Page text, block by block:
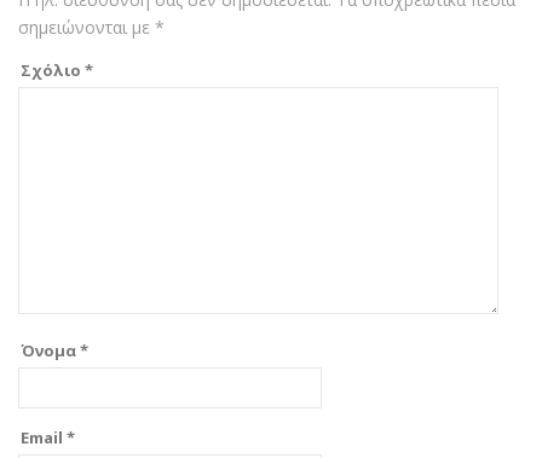
σημειώνονται με *
Σχόλιο *
Όνομα*
Email *